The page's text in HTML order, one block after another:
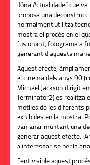
dóna Actualidade” que
proposa una
normalment utilitza
mostra el procés en el
fusionant, fotograma a
generant d'aquesta
Aquest efecte,
el cinema dels anys 90
Michael Jackson dirigit
Terminator2) es realitza
motlles de les diferents
exhibides en la mostra.
van anar muntant una
generar aquest efecte.
a interessar-se per la
Fent visible aquest